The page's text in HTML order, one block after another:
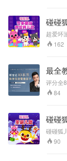
碰碰
超爱环
劲的
语，
162
最全
科学
评分全
本教育
84
碰碰
碰碰狐
泼、节
会。儿
90